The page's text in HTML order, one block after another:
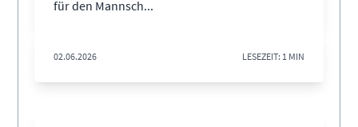
für den Mannsch...
02.06.2026 LESEZEIT: 1 MIN